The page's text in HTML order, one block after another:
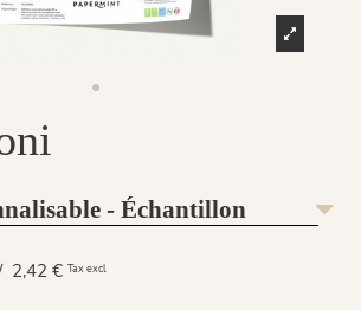
- Échantillon
/ 2,42 € Tax excl